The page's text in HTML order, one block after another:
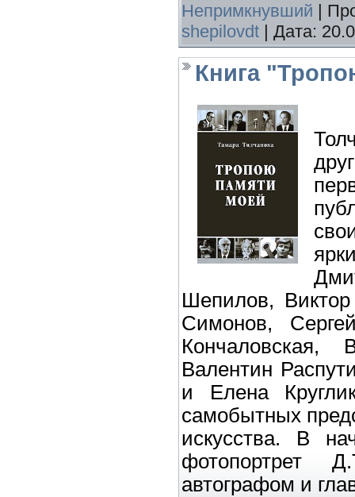
Непримкнувший
shepilovdt
Дата:
Книга
Шепилов,
Симонов,
Валентин
и Елена
самобытных
искусства. В
фотопортрет
автографом и